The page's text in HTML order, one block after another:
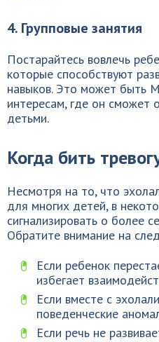
4. Групповые занятия
Постарайтесь вовлечь
которые способствуют
навыков. Это может быть
интересам, где он сможет
детьми.
Когда бить
Несмотря на то, что
для многих детей, в
сигнализировать о более
Обратите внимание на
Если ребенок
избегает
Если вместе с
поведенческие
Если речь не